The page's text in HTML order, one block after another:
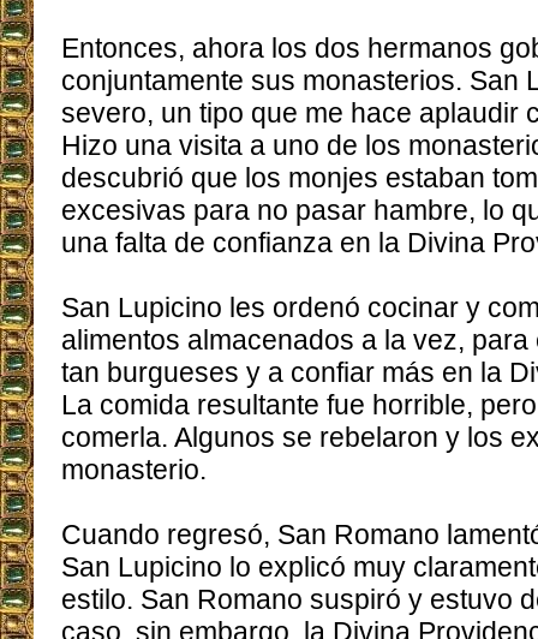
Entonces, ahora los dos hermanos
conjuntamente sus monasterios. San
severo, un tipo que me hace aplaudir
Hizo una visita a uno de los
descubrió que los monjes estaban
excesivas para no pasar hambre, lo
una falta de confianza en la Divina
San Lupicino les ordenó cocinar y
alimentos almacenados a la vez,
tan burgueses y a confiar más en la
La comida resultante fue horrible,
comerla. Algunos se rebelaron y los
monasterio.
Cuando regresó, San Romano
San Lupicino lo explicó muy
estilo. San Romano suspiró y estuvo
caso, sin embargo, la Divina